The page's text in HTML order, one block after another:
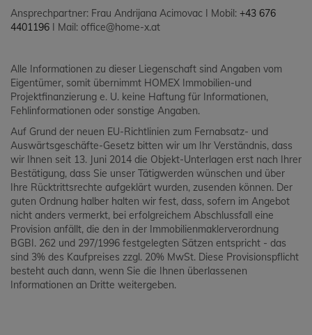
Ansprechpartner: Frau Andrijana Acimovac I Mobil: +43 676
4401196 I Mail: office@home-x.at
Alle Informationen zu dieser Liegenschaft sind Angaben vom
Eigentümer, somit übernimmt HOMEX Immobilien-und
Projektfinanzierung e. U. keine Haftung für Informationen,
Fehlinformationen oder sonstige Angaben.
Auf Grund der neuen EU-Richtlinien zum Fernabsatz- und
Auswärtsgeschäfte-Gesetz bitten wir um Ihr Verständnis, dass
wir Ihnen seit 13. Juni 2014 die Objekt-Unterlagen erst nach Ihrer
Bestätigung, dass Sie unser Tätigwerden wünschen und über
Ihre Rücktrittsrechte aufgeklärt wurden, zusenden können. Der
guten Ordnung halber halten wir fest, dass, sofern im Angebot
nicht anders vermerkt, bei erfolgreichem Abschlussfall eine
Provision anfällt, die den in der Immobilienmaklerverordnung
BGBI. 262 und 297/1996 festgelegten Sätzen entspricht - das
sind 3% des Kaufpreises zzgl. 20% MwSt. Diese Provisionspflicht
besteht auch dann, wenn Sie die Ihnen überlassenen
Informationen an Dritte weitergeben.